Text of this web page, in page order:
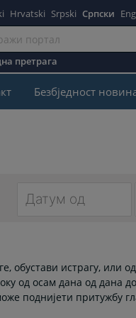
Hrvatski Srpski Српски
претрага
Безбjедност
interact
with
the
обустави истрагу, или
од осам дана од дана
поднијети притужбу